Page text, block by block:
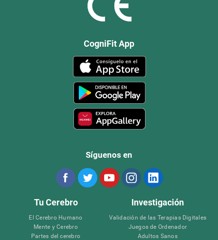
CogniFit App
Síguenos en
Tu Cerebro
El Cerebro Humano
Mente y Cerebro
Partes del cerebro
Investigación
Validación de las Terapias Digitales
Juegos de Ordenador
Adultos Sanos